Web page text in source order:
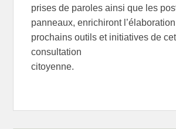
prises de paroles ainsi que les
panneaux, enrichiront
prochains outils et initiatives de
consultation
citoyenne.